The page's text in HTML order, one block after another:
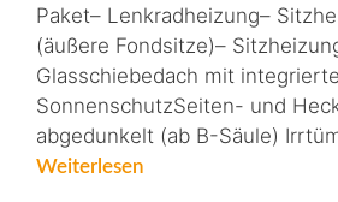
Paket– Lenkradheizung–
(äußere Fondsitze)–
Glasschiebedach mit
SonnenschutzSeiten- und
abgedunkelt (ab B-Säule)
Weiterlesen